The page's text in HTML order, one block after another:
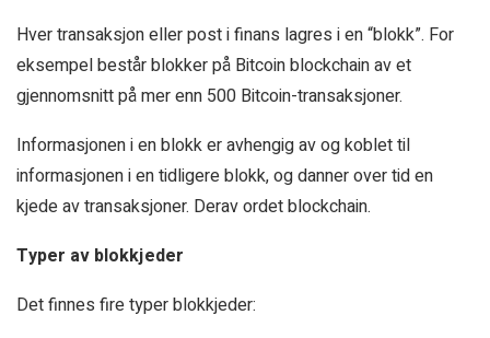
Hver transaksjon eller post i finans lagres i en “blokk”. For
eksempel består blokker på Bitcoin blockchain av et
gjennomsnitt på mer enn 500 Bitcoin-transaksjoner.
Informasjonen i en blokk er avhengig av og koblet til
informasjonen i en tidligere blokk, og danner over tid en
kjede av transaksjoner. Derav ordet blockchain.
Typer av blokkjeder
Det finnes fire typer blokkjeder: